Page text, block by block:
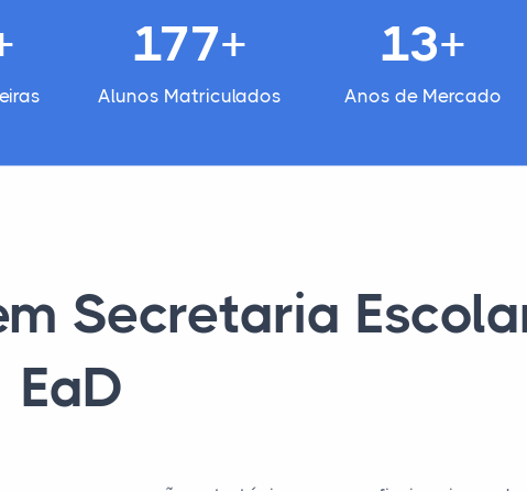
177+
Alunos Matriculados
13+
Anos de Mercado
Secretaria
EaD